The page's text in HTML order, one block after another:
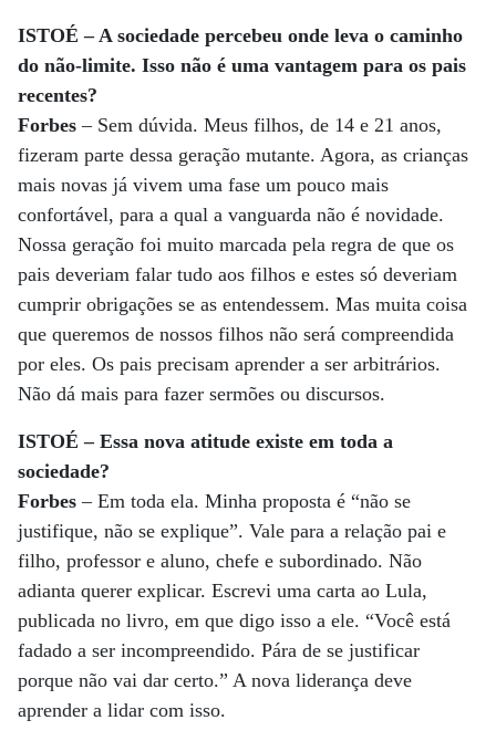
ISTOÉ – A sociedade percebeu onde leva o caminho
do não-limite. Isso não é uma vantagem para os pais
recentes?
Forbes – Sem dúvida. Meus filhos, de 14 e 21 anos,
fizeram parte dessa geração mutante. Agora, as crianças
mais novas já vivem uma fase um pouco mais
confortável, para a qual a vanguarda não é novidade.
Nossa geração foi muito marcada pela regra de que os
pais deveriam falar tudo aos filhos e estes só deveriam
cumprir obrigações se as entendessem. Mas muita coisa
que queremos de nossos filhos não será compreendida
por eles. Os pais precisam aprender a ser arbitrários.
Não dá mais para fazer sermões ou discursos.
ISTOÉ – Essa nova atitude existe em toda a
sociedade?
Forbes – Em toda ela. Minha proposta é “não se
justifique, não se explique”. Vale para a relação pai e
filho, professor e aluno, chefe e subordinado. Não
adianta querer explicar. Escrevi uma carta ao Lula,
publicada no livro, em que digo isso a ele. “Você está
fadado a ser incompreendido. Pára de se justificar
porque não vai dar certo.” A nova liderança deve
aprender a lidar com isso.